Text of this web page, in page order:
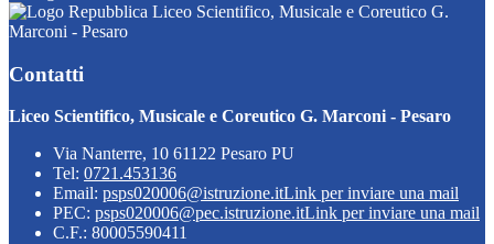
Liceo Scientifico, Musicale e Coreutico G.
Marconi - Pesaro
Contatti
Liceo Scientifico, Musicale e Coreutico G. Marconi - Pesaro
Via Nanterre, 10 61122 Pesaro PU
Tel: 0721.453136
Email: psps020006@istruzione.itLink per inviare una mail
PEC: psps020006@pec.istruzione.itLink per inviare una mail
C.F.: 80005590411